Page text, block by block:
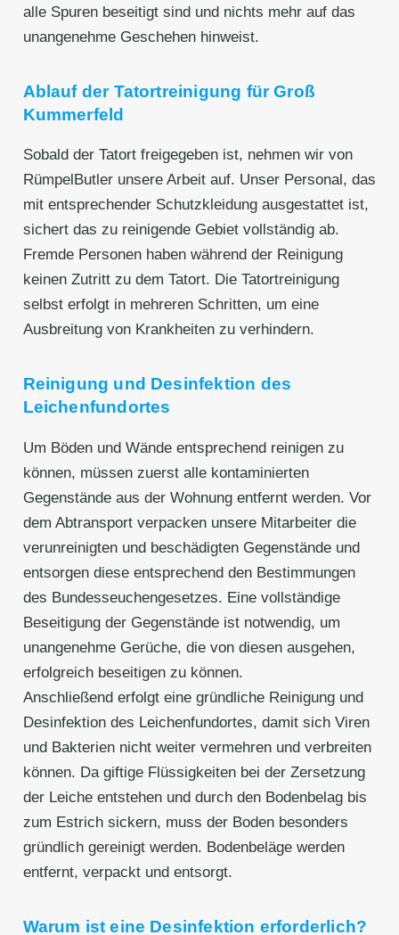
alle Spuren beseitigt sind und nichts mehr auf das
unangenehme Geschehen hinweist.
Ablauf der Tatortreinigung für Groß
Kummerfeld
Sobald der Tatort freigegeben ist, nehmen wir von
RümpelButler unsere Arbeit auf. Unser Personal, das
mit entsprechender Schutzkleidung ausgestattet ist,
sichert das zu reinigende Gebiet vollständig ab.
Fremde Personen haben während der Reinigung
keinen Zutritt zu dem Tatort. Die Tatortreinigung
selbst erfolgt in mehreren Schritten, um eine
Ausbreitung von Krankheiten zu verhindern.
Reinigung und Desinfektion des
Leichenfundortes
Um Böden und Wände entsprechend reinigen zu
können, müssen zuerst alle kontaminierten
Gegenstände aus der Wohnung entfernt werden. Vor
dem Abtransport verpacken unsere Mitarbeiter die
verunreinigten und beschädigten Gegenstände und
entsorgen diese entsprechend den Bestimmungen
des Bundesseuchengesetzes. Eine vollständige
Beseitigung der Gegenstände ist notwendig, um
unangenehme Gerüche, die von diesen ausgehen,
erfolgreich beseitigen zu können.
Anschließend erfolgt eine gründliche Reinigung und
Desinfektion des Leichenfundortes, damit sich Viren
und Bakterien nicht weiter vermehren und verbreiten
können. Da giftige Flüssigkeiten bei der Zersetzung
der Leiche entstehen und durch den Bodenbelag bis
zum Estrich sickern, muss der Boden besonders
gründlich gereinigt werden. Bodenbeläge werden
entfernt, verpackt und entsorgt.
Warum ist eine Desinfektion erforderlich?